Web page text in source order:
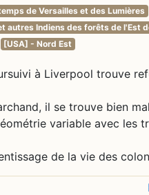
de Versailles et des Lumières
autres Indiens des forêts de l'Est
[USA] - Nord Est
à Liverpool trouve
il se trouve bien
variable avec les
de la vie des